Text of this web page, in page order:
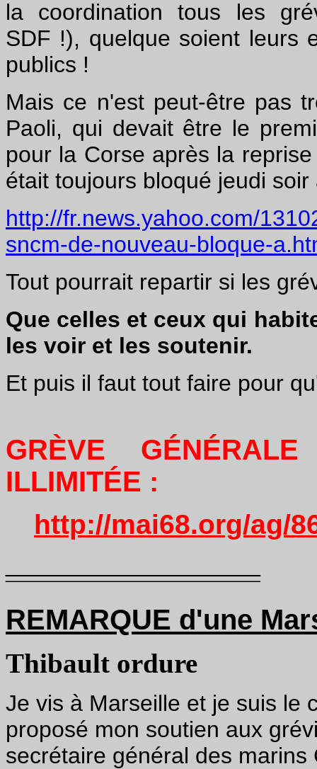
la coordination tous les
SDF !), quelque soient leurs
publics !
Mais ce n'est peut-être pas
Paoli, qui devait être le
pour la Corse après la
était toujours bloqué jeudi
http://fr.news.yahoo.com/
sncm-de-nouveau-bloque-
Tout pourrait repartir si les
Que celles et ceux qui
les voir et les soutenir.
Et puis il faut tout faire pour
GRÈVE
ILLIMITÉE :
http://mai68.org/ag/
¯¯¯¯¯¯¯¯¯¯¯¯¯¯¯¯¯¯¯¯
REMARQUE d'une
Thibault ordure
Je vis à Marseille et je suis le
proposé mon soutien aux
secrétaire général des